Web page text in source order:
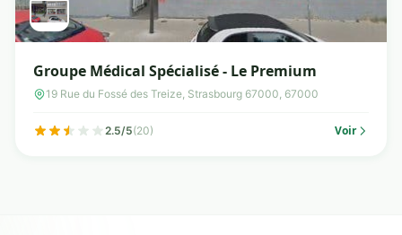
Groupe Médical Spécialisé - Le Premium
19 Rue du Fossé des Treize, Strasbourg 67000, 67000
2.5/5(20) Voir